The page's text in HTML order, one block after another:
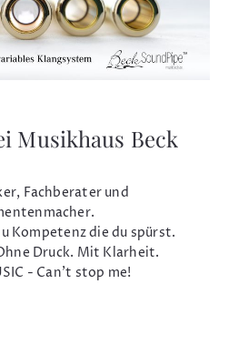
Musikhaus Beck
Fachberater und
Kompetenz die du spürst.
Druck. Mit Klarheit.
- Can't stop me!